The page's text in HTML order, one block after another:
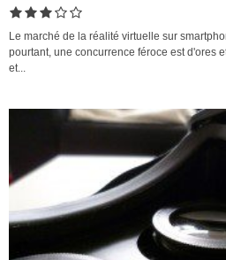
Le marché de la réalité virtuelle sur
pourtant, une concurrence féroce est d'ores
et...